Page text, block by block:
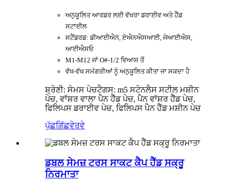
ਅਨੁਕੂਲਿਤ ਆਰਡਰ ਲਈ ਵੱਖਰਾ ਡਰਾਈਵ ਅਤੇ ਹੈੱਡ
ਸਟਾਈਲ
ਸਟੈਂਡਰਡ: ਡੀਆਈਐਨ, ਏਐਨਐਸਆਈ, ਜੇਆਈਐਸ,
ਆਈਐਸਓ
M1-M12 ਜਾਂ O#-1/2 ਵਿਆਸ ਤੋਂ
ਵੱਖ-ਵੱਖ ਸਮੱਗਰੀਆਂ ਨੂੰ ਅਨੁਕੂਲਿਤ ਕੀਤਾ ਜਾ ਸਕਦਾ ਹੈ
ਸ਼੍ਰੇਣੀ: ਸੇਮਸ ਪੇਚਟੈਗਸ: m5 ਸਟੇਨਲੈਸ ਸਟੀਲ ਮਸ਼ੀਨ
ਪੇਚ, ਵਾੱਸ਼ਰ ਵਾਲਾ ਪੈਨ ਹੈੱਡ ਪੇਚ, ਪੈਨ ਵਾੱਸ਼ਰ ਹੈੱਡ ਪੇਚ,
ਫਿਲਿਪਸ ਡਰਾਈਵ ਪੇਚ, ਫਿਲਿਪਸ ਪੈਨ ਹੈੱਡ ਮਸ਼ੀਨ ਪੇਚ
ਪੁੱਛਗਿੱਛਵੇਰਵੇ
ਡਬਲ ਸੇਮਜ਼ ਟਰਸ ਸਾਕਟ ਕੈਪ ਹੈੱਡ ਸਕ੍ਰੂ
ਨਿਰਮਾਤਾ